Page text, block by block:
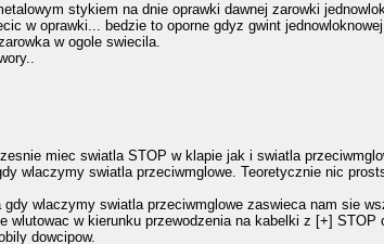
stykiem na dnie oprawki dawnej zarowki
w oprawki... bedzie to oporne gdyz gwint
w ogole swiecila.
miec swiatla STOP w klapie jak i swiatla
wlaczymy swiatla przeciwmglowe. Teoretycznie nic
wlaczymy swiatla przeciwmglowe zaswieca nam sie
w kierunku przewodzenia na kabelki z [+]
dowcipow.